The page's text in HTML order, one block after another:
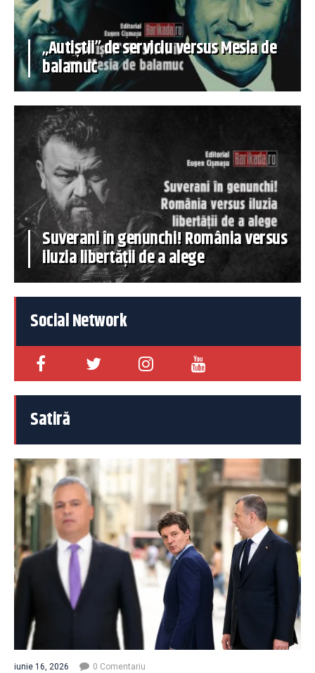
„Autiștii” de serviciu versus Mesia de
balamuc
Suverani în genunchi! România versus
iluzia libertății de a alege
Social Network
Satiră
iunie 16, 2026 0 Comentariu